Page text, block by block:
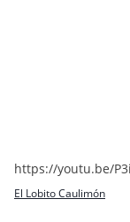
https://youtu.be/
El Lobito Caulimón